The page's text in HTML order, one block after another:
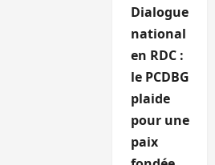
Dialogue
national
en RDC :
le PCDBG
plaide
pour une
paix